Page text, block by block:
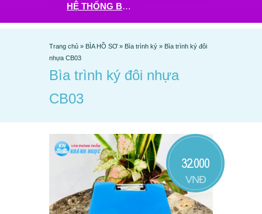
HỆ THỐNG BHX - TGDĐ ĐẶT HÀNG TẠI ĐÂY
Trang chủ » BÌA HỒ SƠ » Bìa trình ký » Bìa trình ký đôi
nhựa CB03
Bìa trình ký đôi nhựa
CB03
32.000
VNĐ